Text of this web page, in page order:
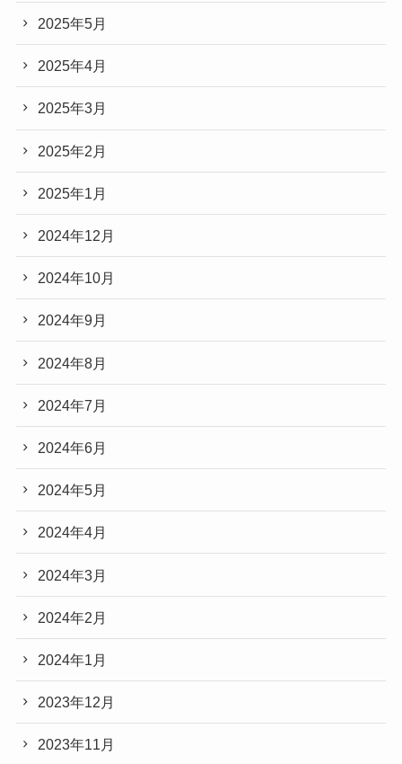
2025年5月
2025年4月
2025年3月
2025年2月
2025年1月
2024年12月
2024年10月
2024年9月
2024年8月
2024年7月
2024年6月
2024年5月
2024年4月
2024年3月
2024年2月
2024年1月
2023年12月
2023年11月